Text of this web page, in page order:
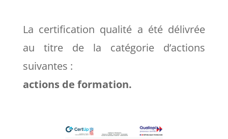
La certification qualité a été délivrée
au titre de la catégorie d’actions
suivantes :
actions de formation.